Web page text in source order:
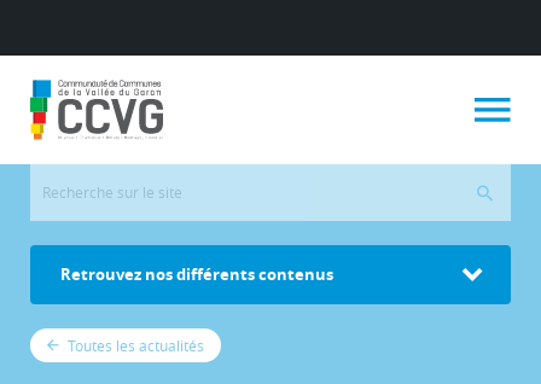
Retrouvez nos différents contenus
Toutes les actualités